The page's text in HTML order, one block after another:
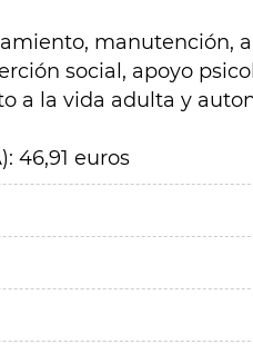
manutención,
social, apoyo
a la vida adulta y
46,91 euros